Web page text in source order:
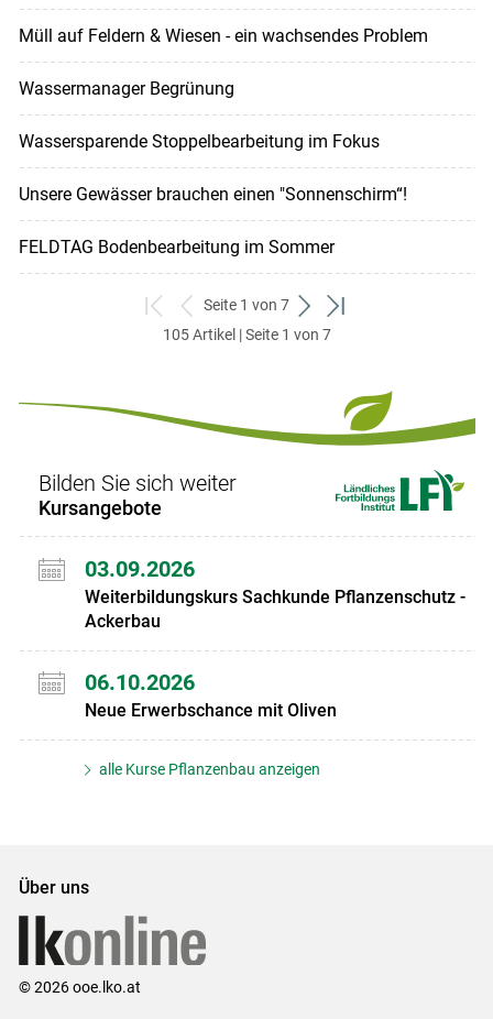
Müll auf Feldern & Wiesen - ein wachsendes Problem
Wassermanager Begrünung
Wassersparende Stoppelbearbeitung im Fokus
Unsere Gewässer brauchen einen "Sonnenschirm“!
FELDTAG Bodenbearbeitung im Sommer
zum
ersten
zurück
zum
Seite 1 von 7
weiter
zum
zum
105 Artikel | Seite 1 von 7
Bilden Sie sich weiter
Kursangebote
03.09.2026
Weiterbildungskurs Sachkunde Pflanzenschutz -
Ackerbau
06.10.2026
Neue Erwerbschance mit Oliven
alle Kurse Pflanzenbau anzeigen
Über uns
© 2026 ooe.lko.at